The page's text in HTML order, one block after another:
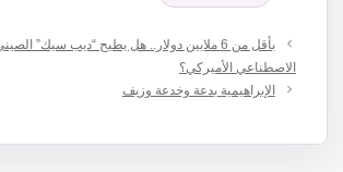
بأقل من 6 ملايين دولار.. هل يطيح “ديب سيك”
الاصطناعي الأميركي؟
الإبراهيمية بدعة وخدعة وزيف